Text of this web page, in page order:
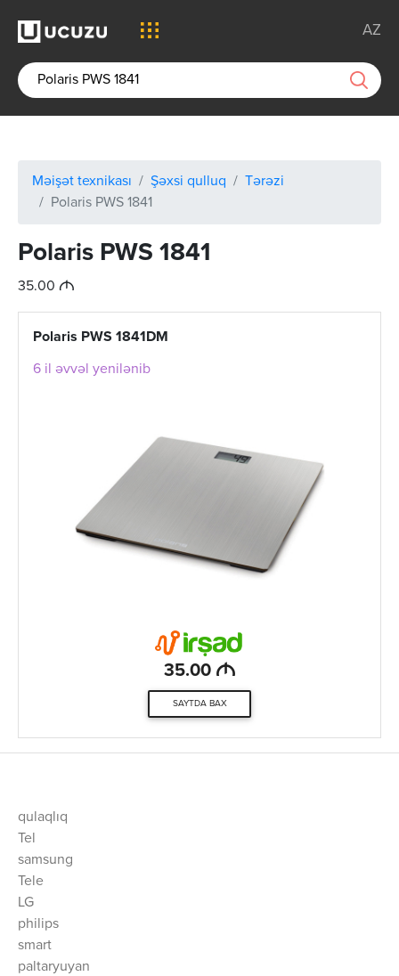
AZ
Məişət texnikası Şəxsi qulluq
Tərəzi
Polaris PWS 1841
Polaris PWS 1841
35.00 M
Polaris PWS 1841DM
6 il əvvəl yenilənib
35.00 M
SAYTDA BAX
qulaqlıq
Tel
samsung
Tele
LG
philips
smart
paltaryuyan